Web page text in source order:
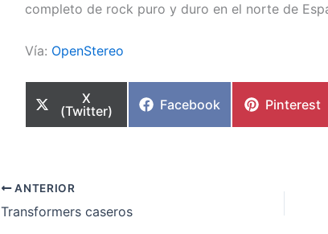
completo de rock puro y duro en el norte de
Vía: OpenStereo
Compartir
en
X
(Twitter)
Compartir
Facebook
Compartir
Pinterest
ANTERIOR
Transformers caseros